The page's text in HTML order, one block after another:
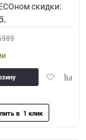
скидки:
Добавить